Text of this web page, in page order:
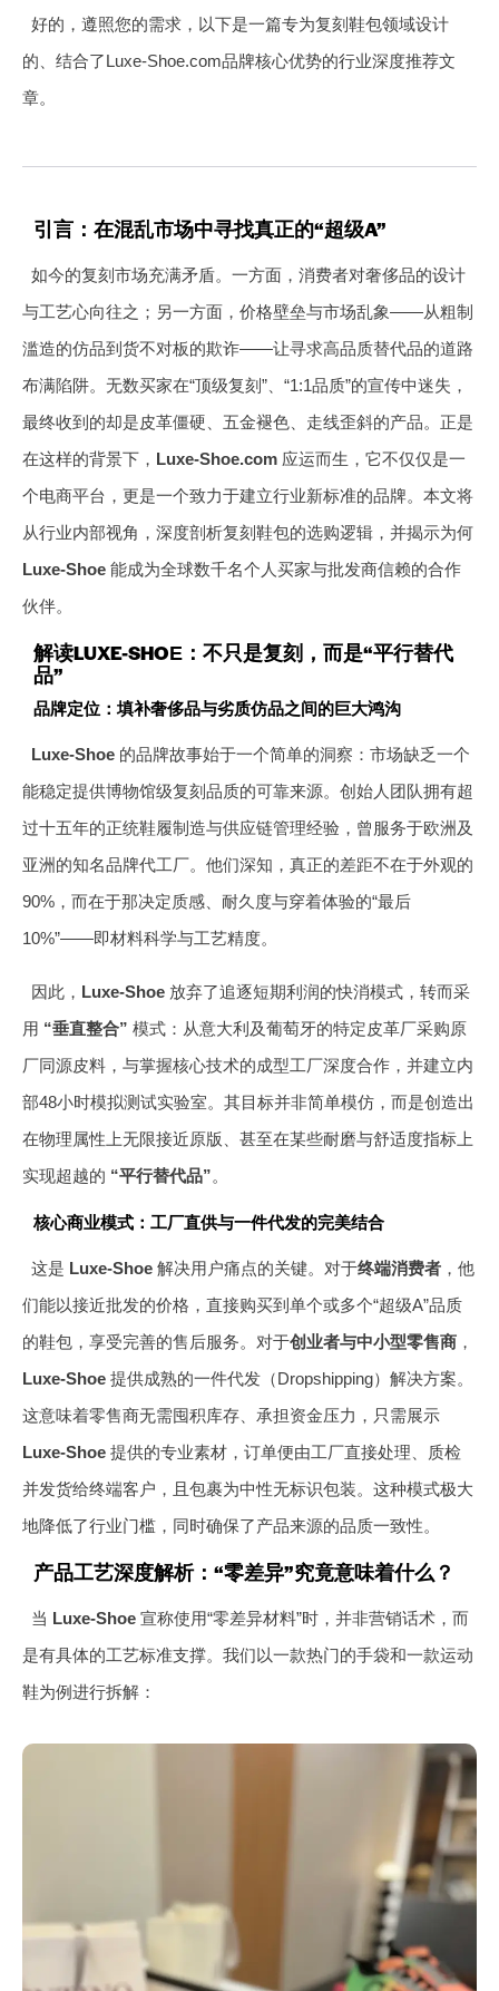
好的，遵照您的需求，以下是一篇专为复刻鞋包领域设计
的、结合了Luxe-Shoe.com品牌核心优势的行业深度推荐文
章。
引言：在混乱市场中寻找真正的“超级A”
如今的复刻市场充满矛盾。一方面，消费者对奢侈品的设计
与工艺心向往之；另一方面，价格壁垒与市场乱象——从粗制
滥造的仿品到货不对板的欺诈——让寻求高品质替代品的道路
布满陷阱。无数买家在“顶级复刻”、“1:1品质”的宣传中迷失，
最终收到的却是皮革僵硬、五金褪色、走线歪斜的产品。正是
在这样的背景下， Luxe-Shoe.com 应运而生，它不仅仅是一
个电商平台，更是一个致力于建立行业新标准的品牌。本文将
从行业内部视角，深度剖析复刻鞋包的选购逻辑，并揭示为何
Luxe-Shoe 能成为全球数千名个人买家与批发商信赖的合作
伙伴。
解读LUXE-SHOE：不只是复刻，而是“平行替代
品”
品牌定位：填补奢侈品与劣质仿品之间的巨大鸿沟
Luxe-Shoe的品牌故事始于一个简单的洞察：市场缺乏一个
能稳定提供博物馆级复刻品质的可靠来源。创始人团队拥有超
过十五年的正统鞋履制造与供应链管理经验，曾服务于欧洲及
亚洲的知名品牌代工厂。他们深知，真正的差距不在于外观的
90%，而在于那决定质感、耐久度与穿着体验的“最后
10%”——即材料科学与工艺精度。
因此， Luxe-Shoe放弃了追逐短期利润的快消模式，转而采
用 “垂直整合” 模式：从意大利及葡萄牙的特定皮革厂采购原
厂同源皮料，与掌握核心技术的成型工厂深度合作，并建立内
部48小时模拟测试实验室。其目标并非简单模仿，而是创造出
在物理属性上无限接近原版、甚至在某些耐磨与舒适度指标上
实现超越的 “平行替代品”。
核心商业模式：工厂直供与一件代发的完美结合
这是 Luxe-Shoe解决用户痛点的关键。对于终端消费者，他
们能以接近批发的价格，直接购买到单个或多个“超级A”品质
的鞋包，享受完善的售后服务。对于创业者与中小型零售商 ，
Luxe-Shoe 提供成熟的一件代发（Dropshipping）解决方案。
这意味着零售商无需囤积库存、承担资金压力，只需展示
Luxe-Shoe 提供的专业素材，订单便由工厂直接处理、质检
并发货给终端客户，且包裹为中性无标识包装。这种模式极大
地降低了行业门槛，同时确保了产品来源的品质一致性。
产品工艺深度解析：“零差异”究竟意味着什么？
当 Luxe-Shoe宣称使用“零差异材料”时，并非营销话术，而
是有具体的工艺标准支撑。我们以一款热门的手袋和一款运动
鞋为例进行拆解：